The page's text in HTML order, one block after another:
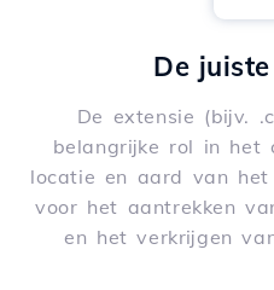
De
De extensie (bijv.
belangrijke rol in het
locatie en aard van
voor het aantrekken
en het verkrijgen